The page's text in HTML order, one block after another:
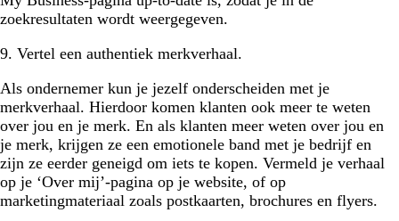
zoekresultaten wordt weergegeven.
9. Vertel een authentiek merkverhaal.
Als ondernemer kun je jezelf onderscheiden met je
merkverhaal. Hierdoor komen klanten ook meer te weten
over jou en je merk. En als klanten meer weten over jou en
je merk, krijgen ze een emotionele band met je bedrijf en
zijn ze eerder geneigd om iets te kopen. Vermeld je verhaal
op je ‘Over mij’-pagina op je website, of op
marketingmateriaal zoals postkaarten, brochures en flyers.